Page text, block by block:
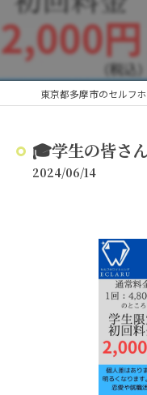
🎓学生の皆さ
2024/06/14